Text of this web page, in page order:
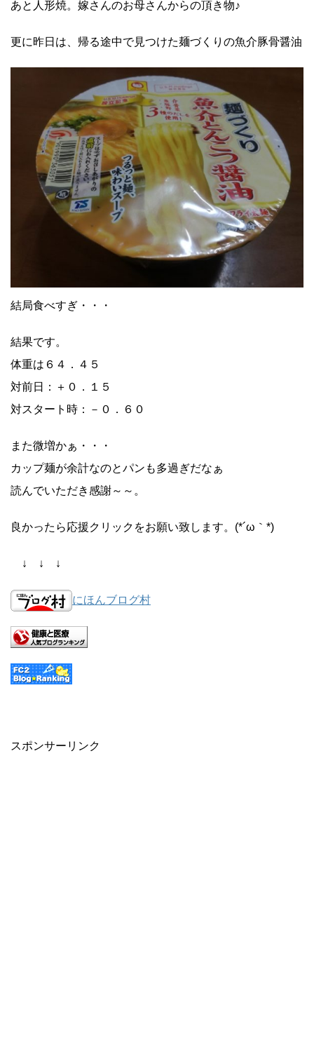
あと人形焼。嫁さんのお母さんからの頂き物♪
更に昨日は、帰る途中で見つけた麺づくりの魚介豚骨醤油
結局食べすぎ・・・
結果です。
体重は６４．４５
対前日：＋０．１５
対スタート時：－０．６０
また微増かぁ・・・
カップ麺が余計なのとパンも多過ぎだなぁ
読んでいただき感謝～～。
良かったら応援クリックをお願い致します。(*´ω｀*)
↓ ↓ ↓
にほんブログ村
スポンサーリンク